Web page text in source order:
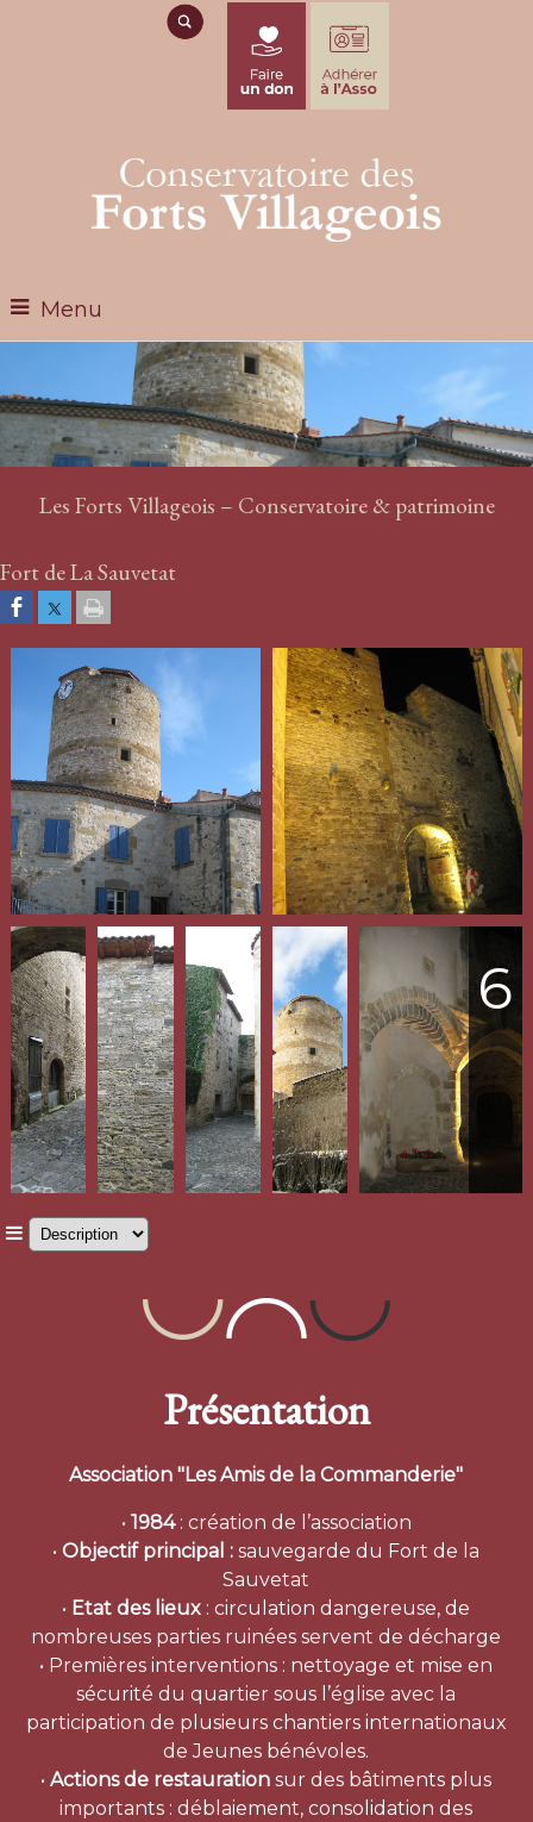
Menu
Les Forts Villageois – Conservatoire & patrimoine
Fort de La Sauvetat
6
Présentation
Association "Les Amis de la Commanderie"
• 1984: création de l’association
•Objectif principal : sauvegarde du Fort de la
Sauvetat
• Etat des lieux : circulation dangereuse, de
nombreuses parties ruinées servent de décharge
• Premières interventions : nettoyage et mise en
sécurité du quartier sous l’église avec la
participation de plusieurs chantiers internationaux
de Jeunes bénévoles.
•Actions de restauration sur des bâtiments plus
importants : déblaiement, consolidation des